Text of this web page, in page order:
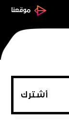
موقعنا